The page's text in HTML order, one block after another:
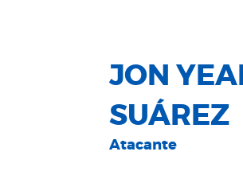
JON
SUÁREZ
Atacante